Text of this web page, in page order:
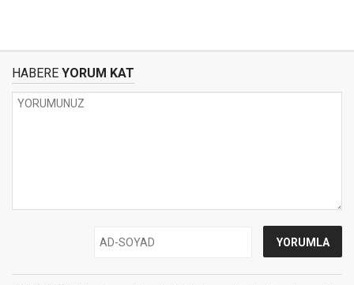
HABERE YORUM KAT